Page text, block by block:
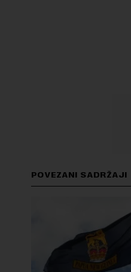
POVEZANI SADRŽAJI